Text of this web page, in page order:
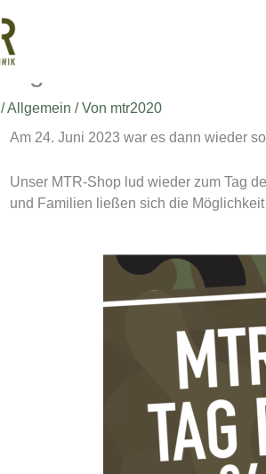
Tag der offenen Tür
/Allgemein / Von mtr2020
Am 24. Juni 2023 war es dann wieder
Unser MTR-Shop lud wieder zum Tag
und Familien ließen sich die